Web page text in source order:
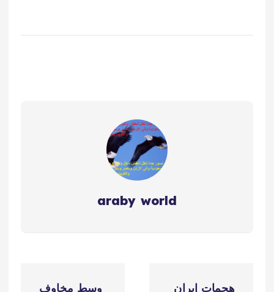
araby world
هجمات إيران
وسط مخاوف